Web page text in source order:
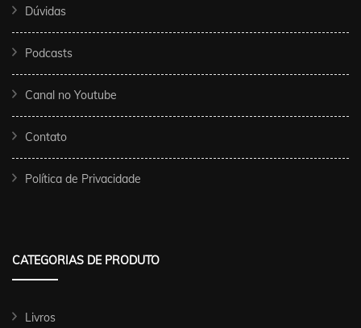
Dúvidas
Podcasts
Canal no Youtube
Contato
Política de Privacidade
CATEGORIAS DE PRODUTO
Livros